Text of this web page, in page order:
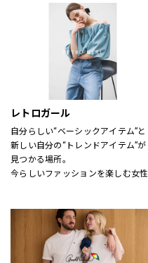
しさとの出会いを提案します
レトロガール
自分らしい“ベーシックアイテム”と
新しい自分の“トレンドアイテム”が
見つかる場所。
今らしいファッションを楽しむ女性